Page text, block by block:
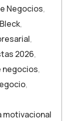
Negocios,
,
,
2026,
negocios,
,
motivacional